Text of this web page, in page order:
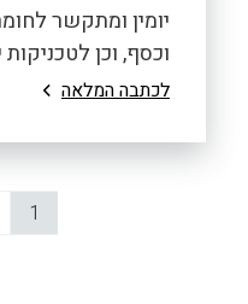
יומין ומתקשר
וכסף, וכן לטכניקות
לכתבה המלאה
1